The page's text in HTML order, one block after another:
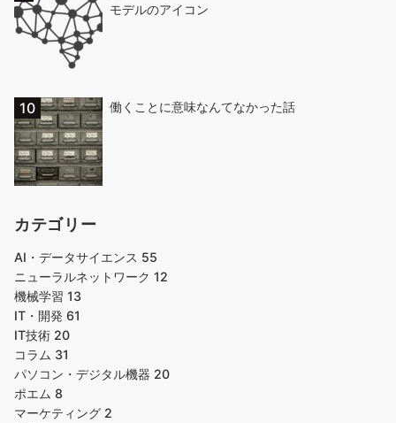
モデルのアイコン
働くことに意味なんてなかった話
カテゴリー
AI・データサイエンス 55
ニューラルネットワーク 12
機械学習 13
IT・開発 61
IT技術 20
コラム 31
パソコン・デジタル機器 20
ポエム 8
マーケティング 2